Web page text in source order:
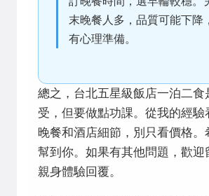
末晚餐人多，品質可能下降
有心理準備。
總之，台北五星級飯店一泊二食
受，但要做點功課。從我的經驗
晚餐和酒店細節，別只看價格。
幫到你。如果有其他問題，歡迎
親身體驗回覆。